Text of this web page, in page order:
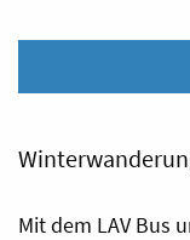
Mit dem LAV Bus